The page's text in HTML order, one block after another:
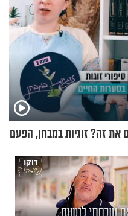
את זה? זוגיות במבחן, הפעם